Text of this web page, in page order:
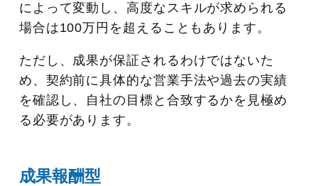
によって変動し、高度なスキルが求められる
場合は100万円を超えることもあります。
ただし、成果が保証されるわけではないた
め、契約前に具体的な営業手法や過去の実績
を確認し、自社の目標と合致するかを見極め
る必要があります。
成果報酬型